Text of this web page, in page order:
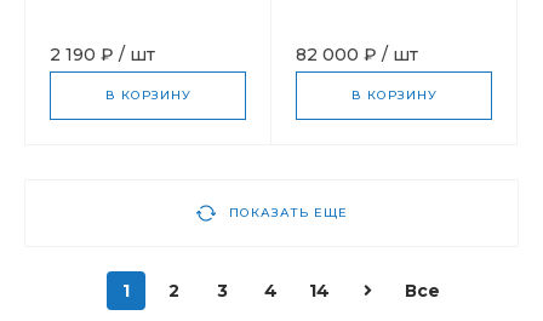
2 190 ₽ / шт
В КОРЗИНУ
82 000 ₽ / шт
В КОРЗИНУ
ПОКАЗАТЬ ЕЩЕ
1 2 3 4 14 Все